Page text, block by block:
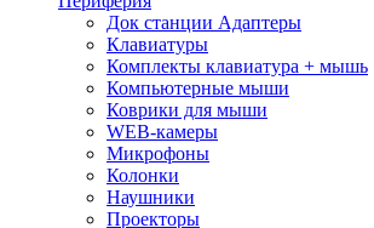
Док станции Адаптеры
Клавиатуры
Комплекты клавиатура + мышь
Компьютерные мыши
Коврики для мыши
WEB-камеры
Микрофоны
Колонки
Наушники
Проекторы